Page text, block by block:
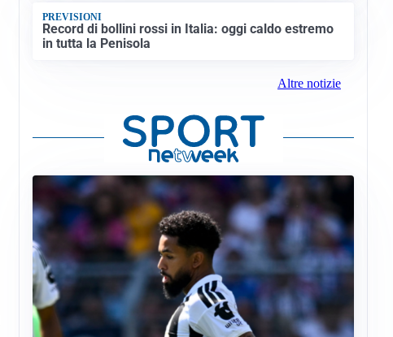
PREVISIONI
Record di bollini rossi in Italia: oggi caldo estremo
in tutta la Penisola
Altre notizie